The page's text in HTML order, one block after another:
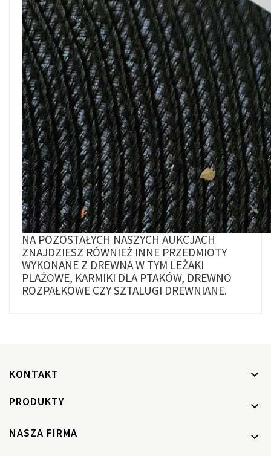
NA POZOSTAŁYCH NASZYCH AUKCJACH
ZNAJDZIESZ RÓWNIEŻ INNE PRZEDMIOTY
WYKONANE Z DREWNA W TYM LEŻAKI
PLAŻOWE, KARMIKI DLA PTAKÓW, DREWNO
ROZPAŁKOWE CZY SZTALUGI DREWNIANE.
KONTAKT 
PRODUKTY 
NASZA FIRMA 